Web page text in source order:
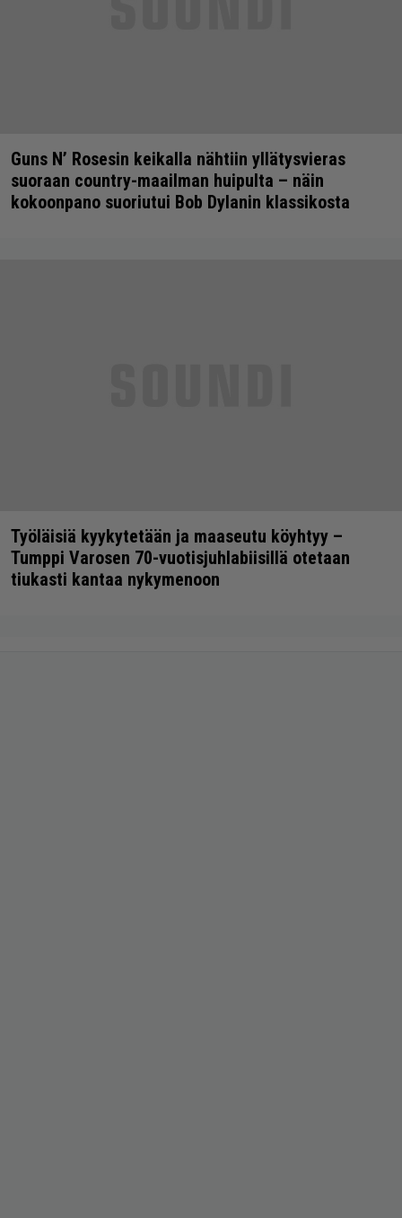
Guns N’ Rosesin keikalla nähtiin yllätysvieras
suoraan country-maailman huipulta – näin
kokoonpano suoriutui Bob Dylanin klassikosta
Työläisiä kyykytetään ja maaseutu köyhtyy –
Tumppi Varosen 70-vuotisjuhlabiisillä otetaan
tiukasti kantaa nykymenoon